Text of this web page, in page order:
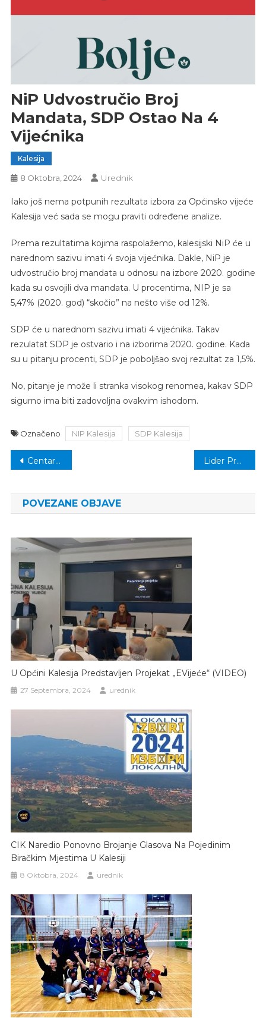
NiP Udvostručio Broj
Mandata, SDP Ostao Na 4
Vijećnika
Kalesija
8 Oktobra, 2024 Urednik
Iako još nema potpunih rezultata izbora za Općinsko vijeće
Kalesija već sada se mogu praviti određene analize.
Prema rezultatima kojima raspolažemo, kalesijski NiP će u
narednom sazivu imati 4 svoja vijećnika. Dakle, NiP je
udvostručio broj mandata u odnosu na izbore 2020. godine
kada su osvojili dva mandata. U procentima, NIP je sa
5,47% (2020. god) “skočio” na nešto više od 12%.
SDP će u narednom sazivu imati 4 vijećnika. Takav
rezulatat SDP je ostvario i na izborima 2020. godine. Kada
su u pitanju procenti, SDP je poboljšao svoj rezultat za 1,5%.
No, pitanje je može li stranka visokog renomea, kakav SDP
sigurno ima biti zadovoljna ovakvim ishodom.
Označeno NIP Kalesija SDP Kalesija
Navigacija
Centar za socijalni rad Kalesija: Uspješno realizovan projekat “Bolje spriječiti nego liječiti” Lider Prve lige FBiH dolazi na Tom Cat Arenu
POVEZANE OBJAVE
U Općini Kalesija Predstavljen Projekat „eVijeće“ (VIDEO)
27 Septembra, 2024 urednik
CIK Naredio Ponovno Brojanje Glasova Na Pojedinim
Biračkim Mjestima U Kalesiji
8 Oktobra, 2024 urednik